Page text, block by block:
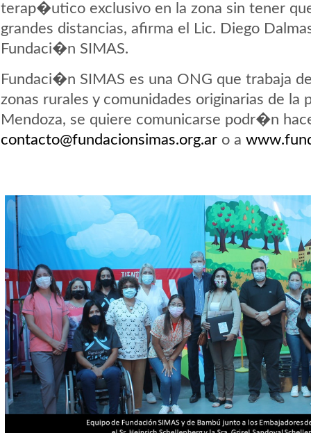
terap�utico exclusivo en la zona sin tener
grandes distancias, afirma el Lic. Diego
Fundaci�n SIMAS.
Fundaci�n SIMAS es una ONG que trabaja
zonas rurales y comunidades originarias de la
Mendoza, se quiere comunicarse podr�n
contacto@fundacionsimas.org.ar o a